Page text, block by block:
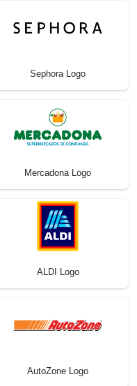
Sephora Logo
Mercadona Logo
ALDI Logo
AutoZone Logo